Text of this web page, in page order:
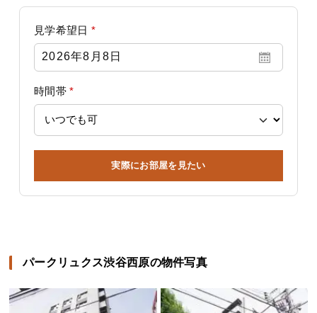
見学希望日 *
時間帯*
実際にお部屋を見たい
パークリュクス渋谷西原の物件写真